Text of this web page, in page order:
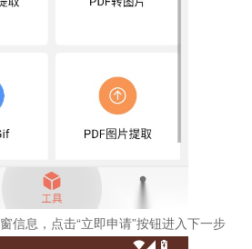
信息，点击“立即申请”按钮进入下一步